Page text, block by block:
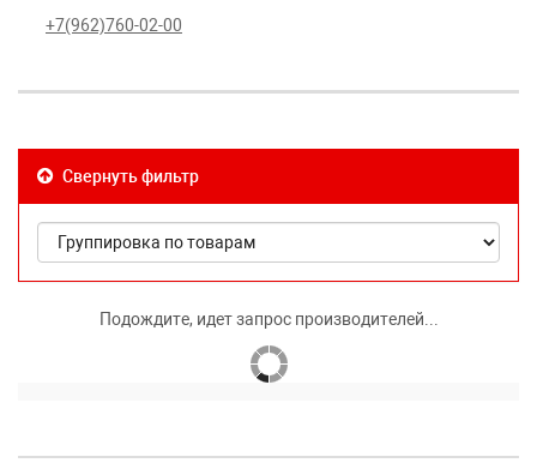
+7(962)760-02-00
Свернуть фильтр
Подождите, идет запрос производителей...